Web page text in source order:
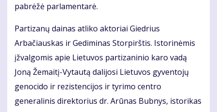
pabrėžė parlamentarė.
Partizanų dainas atliko aktoriai Giedrius
Arbačiauskas ir Gediminas Storpirštis. Istorinėmis
įžvalgomis apie Lietuvos partizaninio karo vadą
Joną Žemaitį-Vytautą dalijosi Lietuvos gyventojų
genocido ir rezistencijos ir tyrimo centro
generalinis direktorius dr. Arūnas Bubnys, istorikas